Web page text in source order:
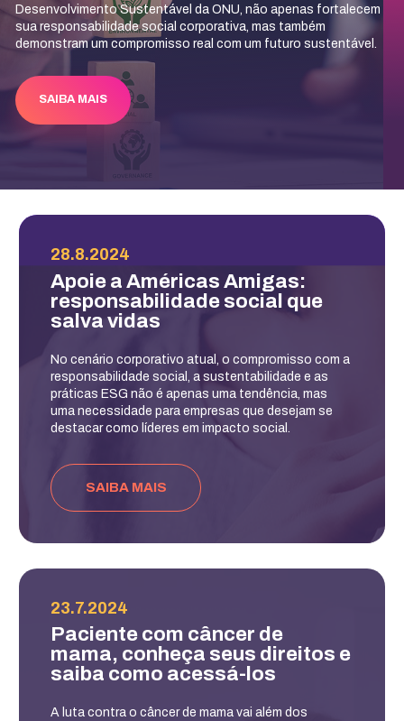
Desenvolvimento Sustentável da ONU, não apenas fortalecem
sua responsabilidade social corporativa, mas também
demonstram um compromisso real com um futuro sustentável.
SAIBA MAIS
28.8.2024
Apoie a Américas Amigas:
responsabilidade social que
salva vidas
No cenário corporativo atual, o compromisso com a
responsabilidade social, a sustentabilidade e as
práticas ESG não é apenas uma tendência, mas
uma necessidade para empresas que desejam se
destacar como líderes em impacto social.
SAIBA MAIS
23.7.2024
Paciente com câncer de
mama, conheça seus direitos e
saiba como acessá-los
A luta contra o câncer de mama vai além dos